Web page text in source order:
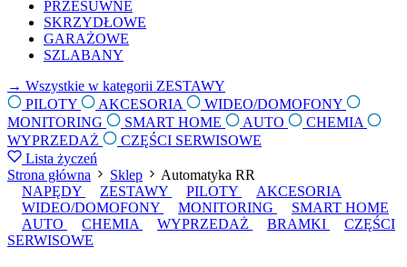
PRZESUWNE
SKRZYDŁOWE
GARAŻOWE
SZLABANY
→ Wszystkie w kategorii ZESTAWY
PILOTY
AKCESORIA
WIDEO/DOMOFONY
MONITORING
SMART HOME AUTO
CHEMIA
WYPRZEDAŻ
CZĘŚCI SERWISOWE
Lista życzeń
Strona główna
Sklep
Automatyka RR
NAPĘDY
ZESTAWY PILOTY
AKCESORIA
WIDEO/DOMOFONY
MONITORING
SMART HOME
AUTO
CHEMIA WYPRZEDAŻ BRAMKI
CZĘŚCI
SERWISOWE